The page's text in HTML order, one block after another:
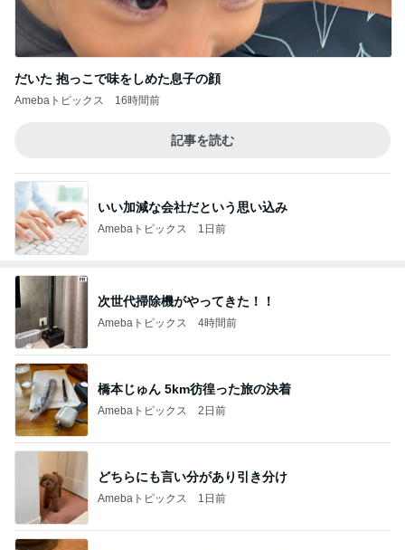
だいた 抱っこで味をしめた息子の顔
Amebaトピックス 16時間前
記事を読む
いい加減な会社だという思い込み
Amebaトピックス 1日前
次世代掃除機がやってきた！！
Amebaトピックス 4時間前
橋本じゅん 5km彷徨った旅の決着
Amebaトピックス 2日前
どちらにも言い分があり引き分け
Amebaトピックス 1日前